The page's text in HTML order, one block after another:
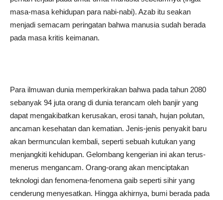
masa-masa kehidupan para nabi-nabi). Azab itu seakan
menjadi semacam peringatan bahwa manusia sudah berada
pada masa kritis keimanan.
Para ilmuwan dunia memperkirakan bahwa pada tahun 2080
sebanyak 94 juta orang di dunia terancam oleh banjir yang
dapat mengakibatkan kerusakan, erosi tanah, hujan polutan,
ancaman kesehatan dan kematian. Jenis-jenis penyakit baru
akan bermunculan kembali, seperti sebuah kutukan yang
menjangkiti kehidupan. Gelombang kengerian ini akan terus-
menerus mengancam. Orang-orang akan menciptakan
teknologi dan fenomena-fenomena gaib seperti sihir yang
cenderung menyesatkan. Hingga akhirnya, bumi berada pada